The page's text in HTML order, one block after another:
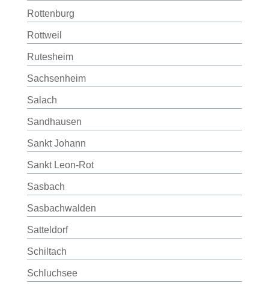
Rottenburg
Rottweil
Rutesheim
Sachsenheim
Salach
Sandhausen
Sankt Johann
Sankt Leon-Rot
Sasbach
Sasbachwalden
Satteldorf
Schiltach
Schluchsee